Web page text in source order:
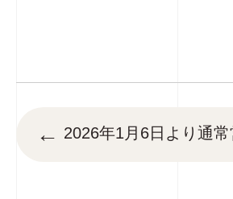
← 2026年1月6日より通常